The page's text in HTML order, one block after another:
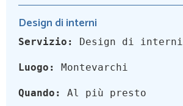
Design di interni
Servizio: Design di interni
Luogo: Montevarchi
Quando: Al più presto